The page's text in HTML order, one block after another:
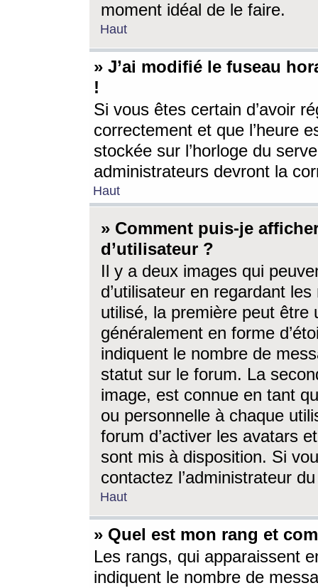
moment idéal de le faire.
Haut
» J’ai modifié le fuseau
!
Si vous êtes certain d’avoir
correctement et que l’heure
stockée sur l’horloge du
administrateurs devront la
Haut
» Comment puis-je
d’utilisateur ?
Il y a deux images qui
d’utilisateur en regardant
utilisé, la première peut être
généralement en forme
indiquent le nombre de
statut sur le forum. La
image, est connue en tant
ou personnelle à chaque
forum d’activer les avatars
sont mis à disposition. Si
contactez l’administrateur
Haut
» Quel est mon rang et
Les rangs, qui apparaissent
indiquent le nombre de